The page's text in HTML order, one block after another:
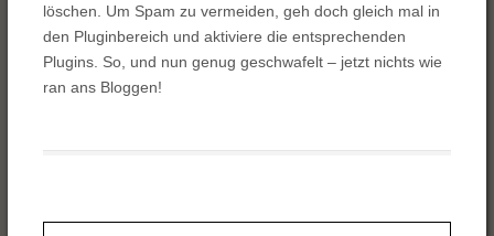
löschen. Um Spam zu vermeiden, geh doch gleich mal in
den Pluginbereich und aktiviere die entsprechenden
Plugins. So, und nun genug geschwafelt – jetzt nichts wie
ran ans Bloggen!